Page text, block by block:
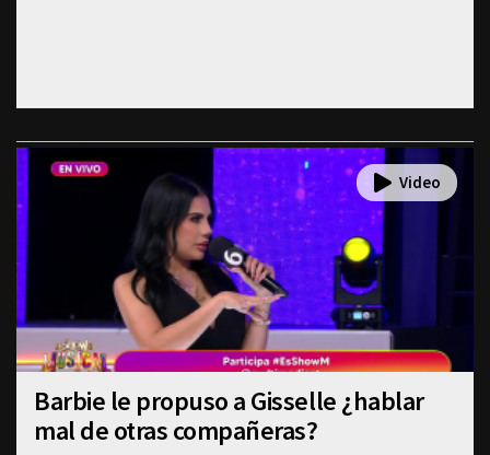
Barbie le propuso a Gisselle ¿hablar
mal de otras compañeras?